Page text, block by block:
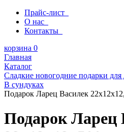
Прайс-лист
О нас
Контакты
корзина 0
Главная
Каталог
Сладкие новогодние подарки для
В сундуках
Подарок Ларец Василек
Подарок Ларец